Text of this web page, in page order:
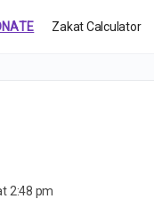
Zakat Calculator
2:48 pm